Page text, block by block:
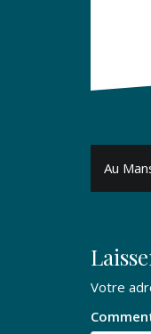
de
Au
Votre